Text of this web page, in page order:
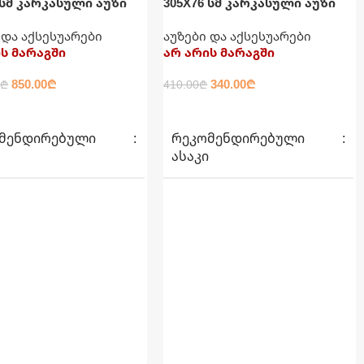
აქსესუარები
მარაგში
₾ 850.00₾
აუზები და აქსესუარები
არ არის მარაგში
410.00₾ 340.00₾
ᲠᲔᲙᲝᲛᲔᲜᲓᲘᲠᲔᲑᲣᲚᲘ
ᲐᲡᲐᲙᲘ